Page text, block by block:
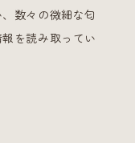
数々の微細な匂
を読み取ってい